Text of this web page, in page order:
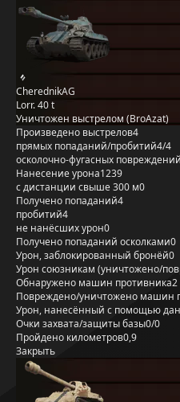
CherednikAG
Lorr. 40 t
Уничтожен выстрелом (BroAzat)
Произведено выстрелов4
прямых попаданий/пробитий4/4
осколочно-фугасных повреждений
Нанесение урона1239
с дистанции свыше 300 м0
Получено попаданий4
пробитий4
не нанёсших урон0
Получено попаданий осколками0
Урон, заблокированный бронёй0
Урон союзникам (уничтожено/
Обнаружено машин противника2
Повреждено/уничтожено машин
Урон, нанесённый с помощью
Очки захвата/защиты базы0/0
Пройдено километров0,9
Закрыть